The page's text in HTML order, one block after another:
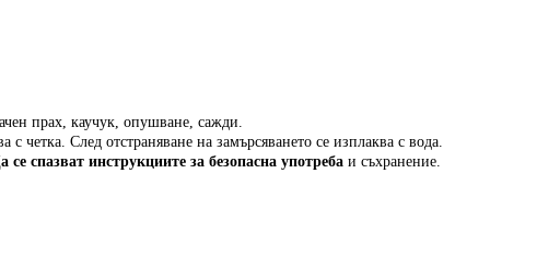
прах, каучук, опушване, сажди.
с четка. След отстраняване на замърсяването се изплаква с вода.
се спазват инструкциите за безопасна употреба и съхранение.